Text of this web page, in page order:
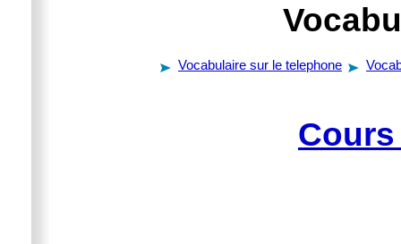
Vocabulaire sur le telephone